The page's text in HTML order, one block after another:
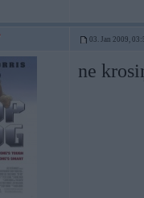
03. Jan 2009,
ne